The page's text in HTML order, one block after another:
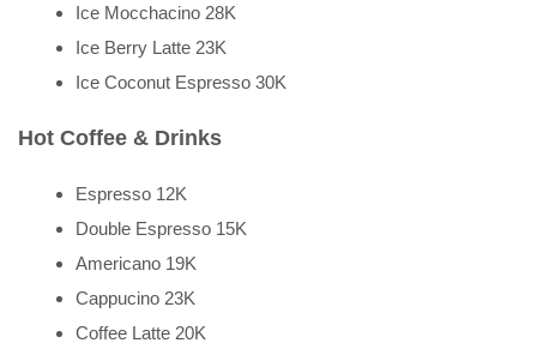
Ice Mocchacino 28K
Ice Berry Latte 23K
Ice Coconut Espresso 30K
Hot Coffee & Drinks
Espresso 12K
Double Espresso 15K
Americano 19K
Cappucino 23K
Coffee Latte 20K